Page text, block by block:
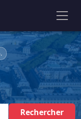
Rechercher